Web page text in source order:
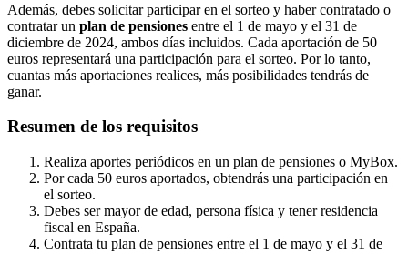
Además, debes solicitar participar en el sorteo y haber contratado o
contratar un plan de pensiones entre el 1 de mayo y el 31 de
diciembre de 2024, ambos días incluidos. Cada aportación de 50
euros representará una participación para el sorteo. Por lo tanto,
cuantas más aportaciones realices, más posibilidades tendrás de
ganar.
Resumen de los requisitos
Realiza aportes periódicos en un plan de pensiones o MyBox.
Por cada 50 euros aportados, obtendrás una participación en
el sorteo.
Debes ser mayor de edad, persona física y tener residencia
fiscal en España.
Contrata tu plan de pensiones entre el 1 de mayo y el 31 de